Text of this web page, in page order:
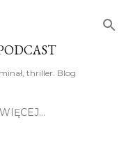
thriller. Blog
WIĘCEJ…